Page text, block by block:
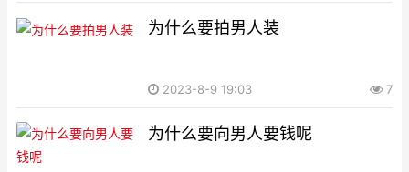
为什么要拍男人装
2023-8-9 19:03 7
为什么要向男人要钱呢